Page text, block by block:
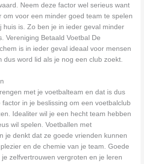
Neem deze factor wel serieus want
om voor een minder goed team te spelen
huis is. Zo ben je in ieder geval minder
Vereniging Betaald Voetbal De
is in ieder geval ideaal voor mensen
dus word lid als je nog een club zoekt.
met je voetbalteam en dat is dus
in je beslissing om een voetbalclub
Idealiter wil je een hecht team hebben
wil spelen. Voetballen met
je denkt dat ze goede vrienden kunnen
en de chemie van je team. Goede
zelfvertrouwen vergroten en je leren